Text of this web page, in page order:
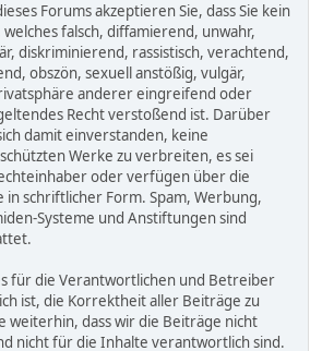
Forums akzeptieren Sie, dass Sie kein
falsch, diffamierend, unwahr,
diskriminierend, rassistisch, verachtend,
obszön, sexuell anstößig, vulgär,
anderer eingreifend oder
Recht verstoßend ist. Darüber
damit einverstanden, keine
Werke zu verbreiten, es sei
oder verfügen über die
in schriftlicher Form. Spam, Werbung,
Systeme und Anstiftungen sind
für die Verantwortlichen und Betreiber
ist, die Korrektheit aller Beiträge zu
weiterhin, dass wir die Beiträge nicht
nicht für die Inhalte verantwortlich sind.